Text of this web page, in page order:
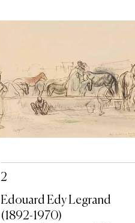
2
Edouard Edy Legrand
(1892-1970)